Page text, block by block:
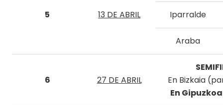
5 13 DE ABRIL Iparralde
Araba
6 27 DE ABRIL
En Bizkaia
En